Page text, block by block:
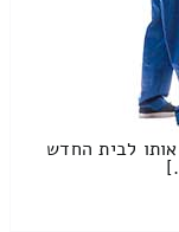
לבית החדש